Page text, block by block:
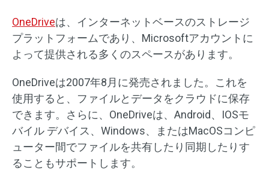
OneDriveは、インターネットベースのストレージ
プラットフォームであり、Microsoftアカウントに
よって提供される多くのスペースがあります。
OneDriveは2007年8月に発売されました。これを
使用すると、ファイルとデータをクラウドに保存
できます。さらに、OneDriveは、Android、IOSモ
バイル デバイス、Windows、またはMacOSコンピ
ューター間でファイルを共有したり同期したりす
ることもサポートします。